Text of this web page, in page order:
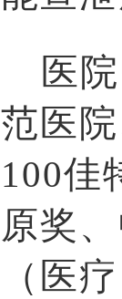
医
范医
100佳
原奖
（医